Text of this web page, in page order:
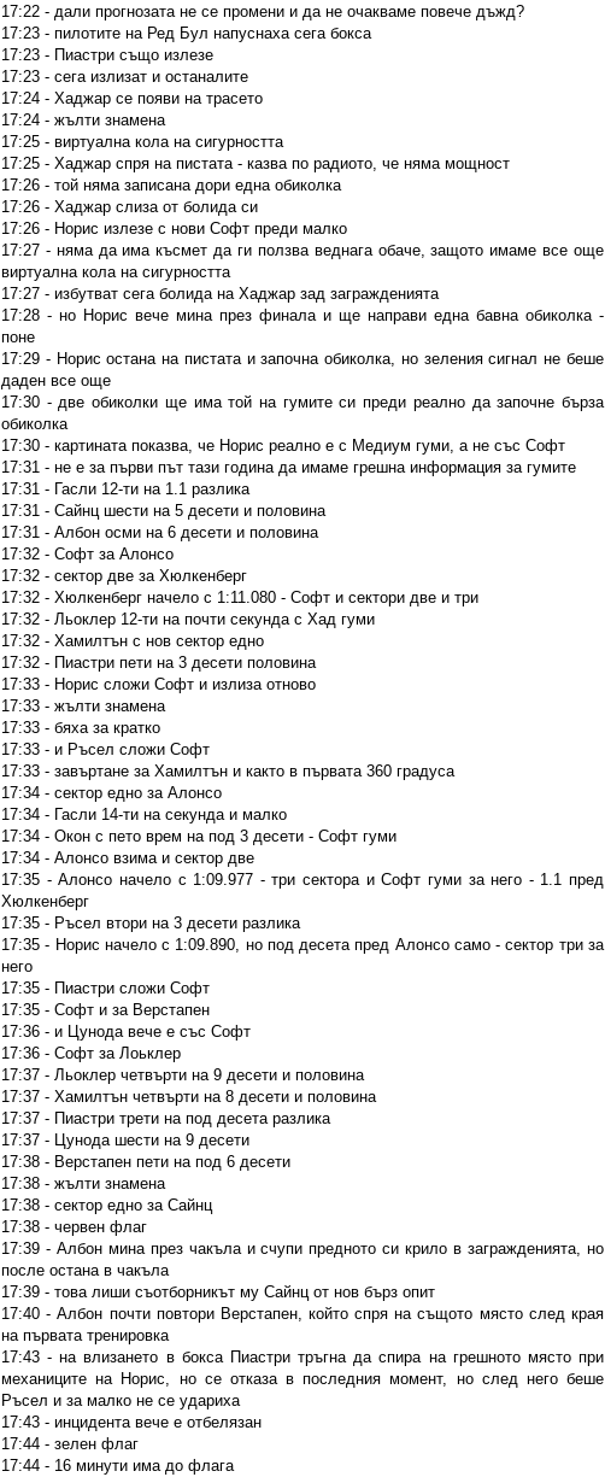
17:22 - дали прогнозата не се промени и да не очакваме повече дъжд?
17:23 - пилотите на Ред Бул напуснаха сега бокса
17:23 - Пиастри също излезе
17:23 - сега излизат и останалите
17:24 - Хаджар се появи на трасето
17:24 - жълти знамена
17:25 - виртуална кола на сигурността
17:25 - Хаджар спря на пистата - казва по радиото, че няма мощност
17:26 - той няма записана дори една обиколка
17:26 - Хаджар слиза от болида си
17:26 - Норис излезе с нови Софт преди малко
17:27 - няма да има късмет да ги ползва веднага обаче, защото имаме все още
виртуална кола на сигурността
17:27 - избутват сега болида на Хаджар зад загражденията
17:28 - но Норис вече мина през финала и ще направи една бавна обиколка -
поне
17:29 - Норис остана на пистата и започна обиколка, но зеления сигнал не беше
даден все още
17:30 - две обиколки ще има той на гумите си преди реално да започне бърза
обиколка
17:30 - картината показва, че Норис реално е с Медиум гуми, а не със Софт
17:31 - не е за първи път тази година да имаме грешна информация за гумите
17:31 - Гасли 12-ти на 1.1 разлика
17:31 - Сайнц шести на 5 десети и половина
17:31 - Албон осми на 6 десети и половина
17:32 - Софт за Алонсо
17:32 - сектор две за Хюлкенберг
17:32 - Хюлкенберг начело с 1:11.080 - Софт и сектори две и три
17:32 - Льоклер 12-ти на почти секунда с Хад гуми
17:32 - Хамилтън с нов сектор едно
17:32 - Пиастри пети на 3 десети половина
17:33 - Норис сложи Софт и излиза отново
17:33 - жълти знамена
17:33 - бяха за кратко
17:33 - и Ръсел сложи Софт
17:33 - завъртане за Хамилтън и както в първата 360 градуса
17:34 - сектор едно за Алонсо
17:34 - Гасли 14-ти на секунда и малко
17:34 - Окон с пето врем на под 3 десети - Софт гуми
17:34 - Алонсо взима и сектор две
17:35 - Алонсо начело с 1:09.977 - три сектора и Софт гуми за него - 1.1 пред
Хюлкенберг
17:35 - Ръсел втори на 3 десети разлика
17:35 - Норис начело с 1:09.890, но под десета пред Алонсо само - сектор три за
него
17:35 - Пиастри сложи Софт
17:35 - Софт и за Верстапен
17:36 - и Цунода вече е със Софт
17:36 - Софт за Лоьклер
17:37 - Льоклер четвърти на 9 десети и половина
17:37 - Хамилтън четвърти на 8 десети и половина
17:37 - Пиастри трети на под десета разлика
17:37 - Цунода шести на 9 десети
17:38 - Верстапен пети на под 6 десети
17:38 - жълти знамена
17:38 - сектор едно за Сайнц
17:38 - червен флаг
17:39 - Албон мина през чакъла и счупи предното си крило в загражденията, но
после остана в чакъла
17:39 - това лиши съотборникът му Сайнц от нов бърз опит
17:40 - Албон почти повтори Верстапен, който спря на същото място след края
на първата тренировка
17:43 - на влизането в бокса Пиастри тръгна да спира на грешното място при
механиците на Норис, но се отказа в последния момент, но след него беше
Ръсел и за малко не се удариха
17:43 - инцидента вече е отбелязан
17:44 - зелен флаг
17:44 - 16 минути има до флага